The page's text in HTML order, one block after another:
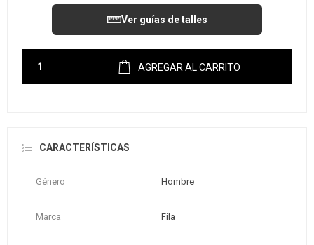
Ver guías de talles
AGREGAR AL CARRITO
CARACTERÍSTICAS
Género Hombre
Marca Fila